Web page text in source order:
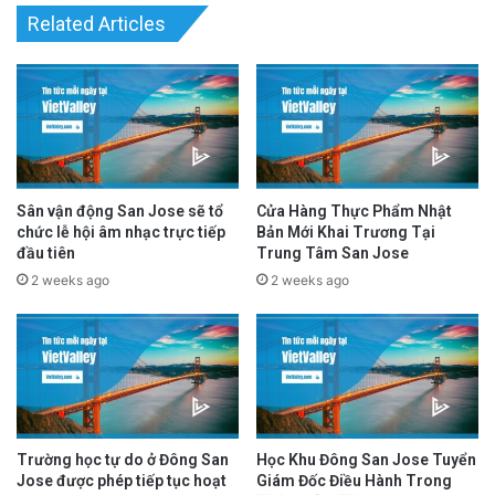
1- Tôi đã không phỏng vấn bất cứ ai trên các
chương trình truyền hình hoặc video, kể từ
ngày trung tâm Asia chấm dứt hoạt động. Từ
Related Articles
Sân vận động San Jose sẽ tổ
chức lễ hội âm nhạc trực tiếp
đầu tiên
2 weeks ago
Cửa Hàng Thực Phẩm Nhật
Bản Mới Khai Trương Tại
Trung Tâm San Jose
2 weeks ago
Trường học tự do ở Đông San
Jose được phép tiếp tục hoạt
Học Khu Đông San Jose Tuyển
Giám Đốc Điều Hành Trong